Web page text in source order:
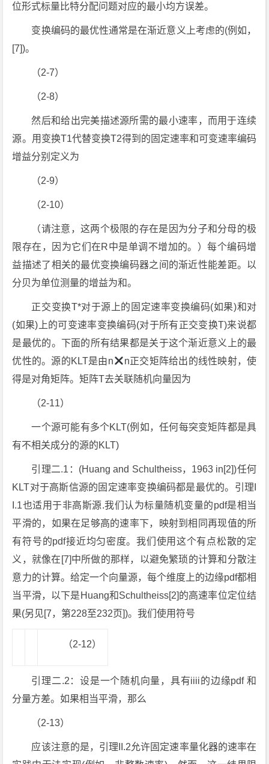
位形式标量比特分配问题对应的最小均方误差。
变换编码的最优性通常是在渐近意义上考虑的(例如，
[7])。
（2-7）
（2-8）
然后和给出完美描述源所需的最小速率，而用于连续
源。用变换T1代替变换T2得到的固定速率和可变速率编码
增益分别定义为
（2-9）
（2-10）
（请注意，这两个极限的存在是因为分子和分母的极
限存在，因为它们在R中是单调不增加的。）每个编码增
益描述了相关的最优变换编码器之间的渐近性能差距。以
分贝为单位测量的增益为和。
正交变换T*对于源上的固定速率变换编码(如果)和对
(如果)上的可变速率变换编码(对于所有正交变换T)来说都
是最优的。下面的所有结果都是关于这个渐近意义上的最
优性的。源的KLT是由n
n正交矩阵给出的线性映射，使
得是对角矩阵。矩阵T去关联随机向量因为
（2-11）
一个源可能有多个KLT(例如，任何每突变矩阵都是具
有不相关成分的源的KLT)
引理二.1：(Huang and Schultheiss，1963 in[2])任何
KLT对于高斯信源的固定速率变换编码都是最优的。引理I
I.1也适用于非高斯源.我们认为标量随机变量的pdf是相当
平滑的，如果在足够高的速率下，映射到相同再现值的所
有符号的pdf接近均匀密度。我们使用这个有点松散的定
义，就像在[7]中所做的那样，以避免繁琐的计算和分散注
意力的计算。给定一个向量源，每个维度上的边缘pdf都相
当平滑，以下是Huang和Schultheiss[2]的高速率位定位结
果(另见[7，第228至232页])。我们使用符号
（2-12）
引理二.2：设是一个随机向量，具有iiii的边缘pdf 和
分量方差。如果相当平滑，那么
（2-13）
应该注意的是，引理II.2允许固定速率量化器的速率在